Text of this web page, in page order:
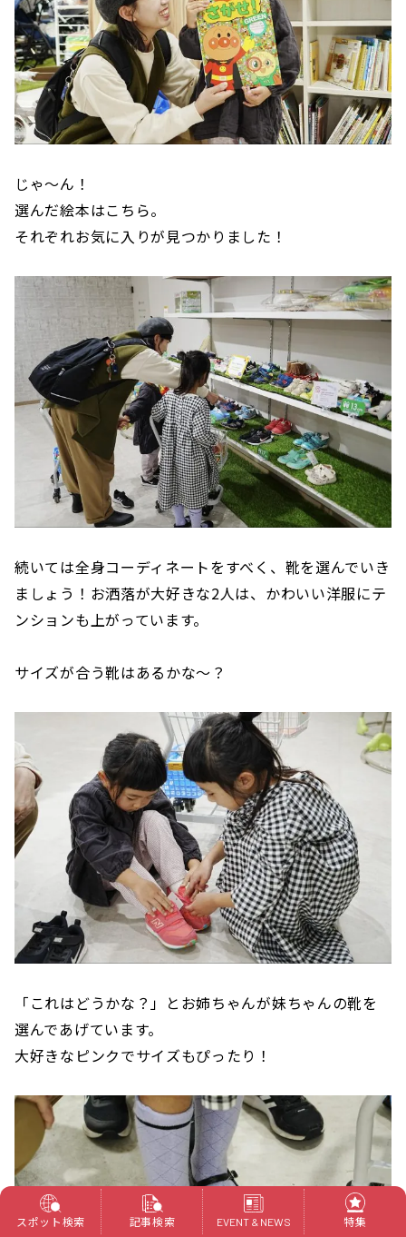
じゃ〜ん！
選んだ絵本はこちら。
それぞれお気に入りが見つかりました！
続いては全身コーディネートをすべく、靴を選んでいき
ましょう！お洒落が大好きな2人は、かわいい洋服にテ
ンションも上がっています。
サイズが合う靴はあるかな〜？
「これはどうかな？」とお姉ちゃんが妹ちゃんの靴を
選んであげています。
大好きなピンクでサイズもぴったり！
スポット検索 記事検索 EVENT & NEWS 特集